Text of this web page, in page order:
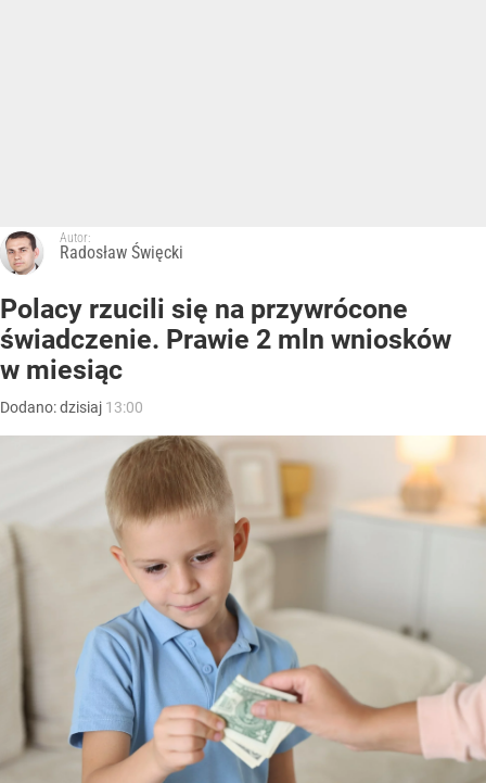
Autor:
Radosław Święcki
Polacy rzucili się na przywrócone
świadczenie. Prawie 2 mln wniosków
w miesiąc
Dodano:dzisiaj 13:00